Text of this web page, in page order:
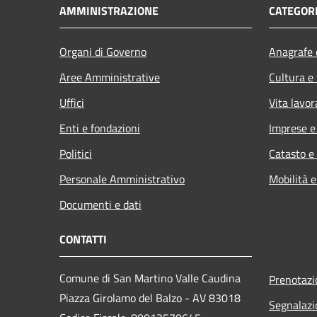
AMMINISTRAZIONE
Organi di Governo
Aree Amministrative
Uffici
Enti e fondazioni
Politici
Personale Amministrativo
Documenti e dati
Cultura
Vita
Imprese
Catasto
Mobilità
CONTATTI
Comune di San Martino Valle Caudina
Piazza Girolamo del Balzo - AV 83018